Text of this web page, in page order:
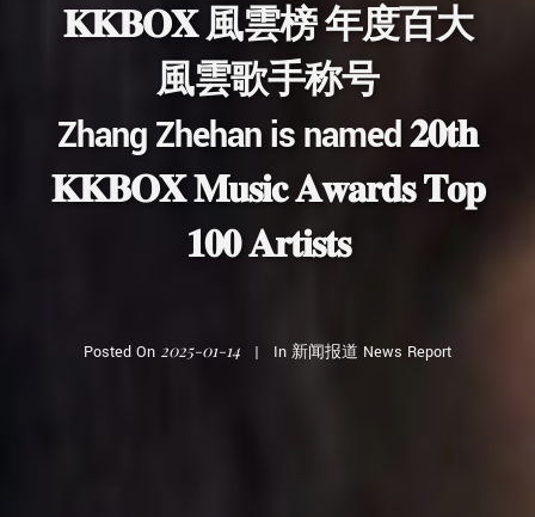
𝐊𝐊𝐁𝐎𝐗 風雲榜 年度百大
風雲歌手称号
Zhang Zhehan is named 𝟐𝟎𝐭𝐡
𝐊𝐊𝐁𝐎𝐗 𝐌𝐮𝐬𝐢𝐜 𝐀𝐰𝐚𝐫𝐝𝐬 𝐓𝐨𝐩
𝟏𝟎𝟎 𝐀𝐫𝐭𝐢𝐬𝐭𝐬
Posted On 2025-01-14 In 新闻报道 News Report